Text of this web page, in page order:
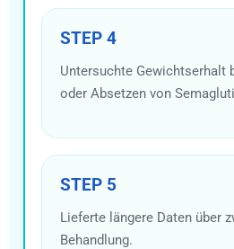
STEP 4
Untersuchte Gewichtserhalt
oder Absetzen von
STEP 5
Lieferte längere Daten über
Behandlung.